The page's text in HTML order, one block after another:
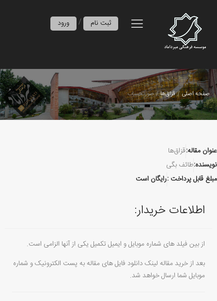
ورود / ثبت نام
صفحه اصلی قزاق‌ها صورتحساب
عنوان مقاله:قزاق‌ها
نویسنده:طائف بگی
مبلغ قابل پرداخت :رایگان است
اطلاعات خریدار:
از بین فیلد های شماره موبایل و ایمیل تکمیل یکی از آنها الزامی است.
بعد از خرید مقاله لینک دانلود فایل های مقاله به پست الکترونیک و شماره
موبایل شما ارسال خواهد شد.